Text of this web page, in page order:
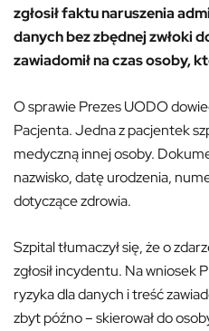
zgłosił faktu naruszenia
danych bez zbędnej zwłoki
zawiadomił na czas osoby,
O sprawie Prezes UODO
Pacjenta. Jedna z pacjentek
medyczną innej osoby.
nazwisko, datę urodzenia,
dotyczące zdrowia.
Szpital tłumaczył się, że o
zgłosił incydentu. Na wniosek
ryzyka dla danych i treść
zbyt późno – skierował do